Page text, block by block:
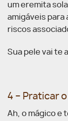
um eremita
amigáveis para
riscos
Sua pele vai te
4 – Praticar
Ah, o mágico e